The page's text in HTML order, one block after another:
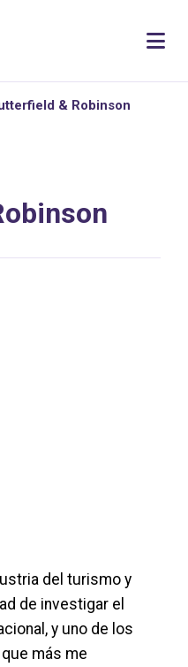
& Robinson
del turismo y
de investigar el
y uno de los
más me